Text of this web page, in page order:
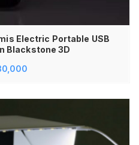
Electric Portable USB
Blackstone 3D